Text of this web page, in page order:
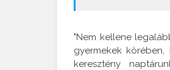
"Nem kellene
gyermekek
keresztény